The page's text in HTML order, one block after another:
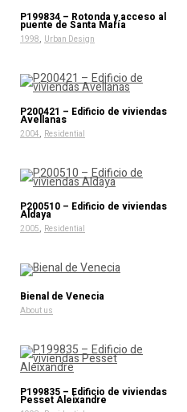
P199834 – Rotonda y acceso al
puente de Santa María
1998, Urban Design
P200421 – Edificio de viviendas
Avellanas
2004, Residential
P200510 – Edificio de viviendas
Aldaya
2005, Residential
Bienal de Venecia
About us
P199835 – Edificio de viviendas
Pesset Aleixandre